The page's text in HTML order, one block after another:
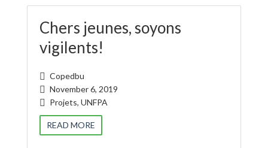
Chers jeunes, soyons
vigilents!
Copedbu
November 6, 2019
Projets, UNFPA
READ MORE